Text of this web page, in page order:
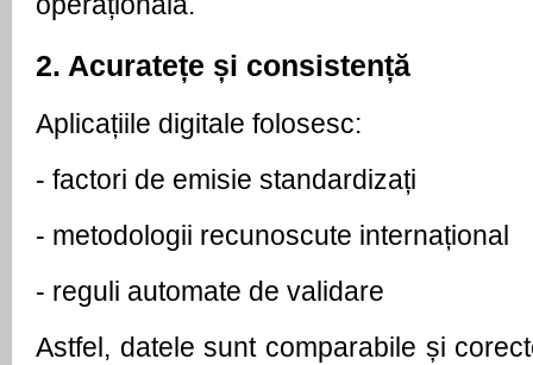
2. Acuratețe și consistență
Aplicațiile digitale folosesc:
- factori de emisie standardizați
- metodologii recunoscute internațional
- reguli automate de validare
Astfel, datele sunt comparabile și